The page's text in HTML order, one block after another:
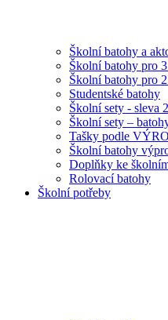
Školní batohy a
Školní batohy pro
Školní batohy pro
Studentské batohy
Školní sety - sleva
Školní sety –
Tašky podle
Školní batohy
Doplňky ke
Rolovací batohy
Školní potřeby